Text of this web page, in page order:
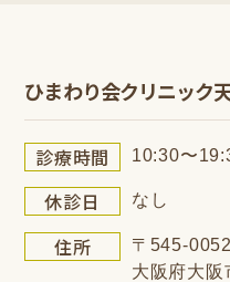
ひまわり会クリニック
診療時間 10:30〜
休診日 なし
住所
〒545-0052
大阪府大